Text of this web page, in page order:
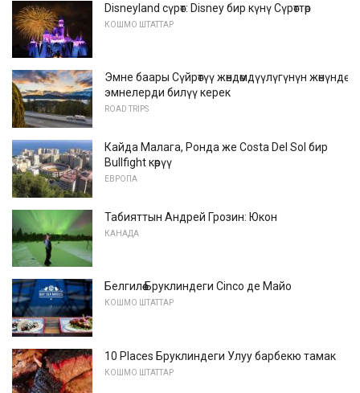
Disneyland сүрөт: Disney бир күнү Сүрөттөр
КОШМО ШТАТТАР
Эмне баары Сүйрөтүү жөндөмдүүлүгүнүн жөнүндө
эмнелерди билүү керек
ROAD TRIPS
Кайда Малага, Ронда же Costa Del Sol бир
Bullfight көрүү
ЕВРОПА
Табияттын Андрей Грозин: Юкон
КАНАДА
Белгилөө Бруклиндеги Cinco де Майо
КОШМО ШТАТТАР
10 Places Бруклиндеги Улуу барбекю тамак
КОШМО ШТАТТАР